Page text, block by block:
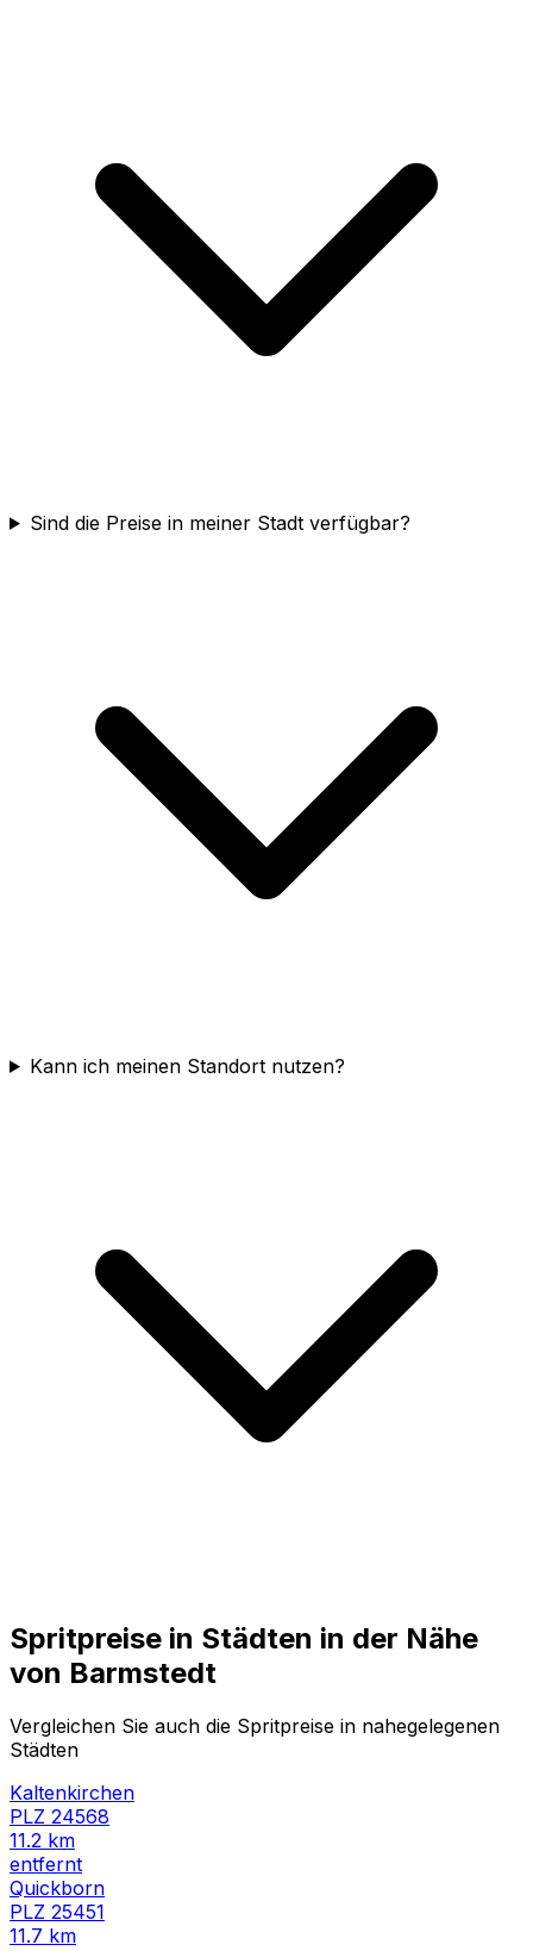
Sind die Preise in meiner Stadt verfügbar?
Kann ich meinen Standort nutzen?
Spritpreise in Städten in der Nähe
von Barmstedt
Vergleichen Sie auch die Spritpreise in nahegelegenen
Städten
Kaltenkirchen
PLZ 24568
11.2 km
entfernt
Quickborn
PLZ 25451
11.7 km